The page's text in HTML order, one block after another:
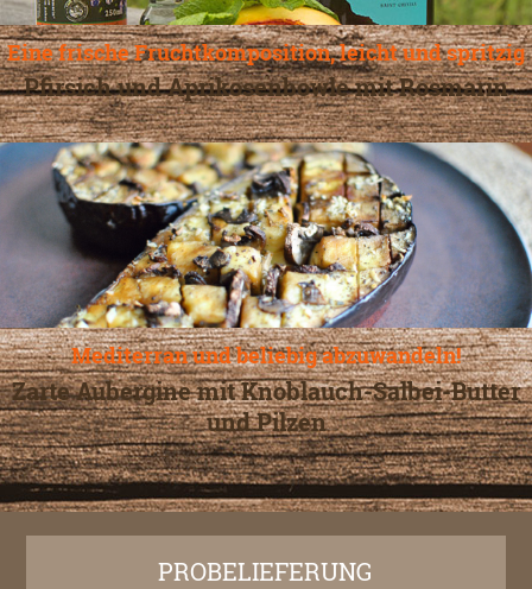
Eine frische Fruchtkomposition, leicht und spritzig
Pfirsich und Aprikosenbowle mit Rosmarin
Mediterran und beliebig abzuwandeln!
Zarte Aubergine mit Knoblauch-Salbei-Butter
und Pilzen
PROBELIEFERUNG